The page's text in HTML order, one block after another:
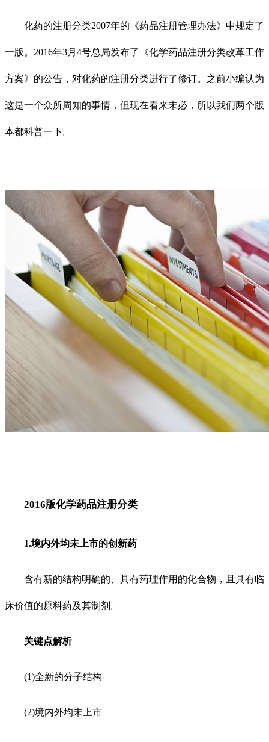
化药的注册分类2007年的《药品注册管理办法》中规定了
一版。2016年3月4号总局发布了《化学药品注册分类改革工作
方案》的公告，对化药的注册分类进行了修订。之前小编认为
这是一个众所周知的事情，但现在看来未必，所以我们两个版
本都科普一下。
2016版化学药品注册分类
1.境内外均未上市的创新药
含有新的结构明确的、具有药理作用的化合物，且具有临
床价值的原料药及其制剂。
关键点解析
(1)全新的分子结构
(2)境内外均未上市